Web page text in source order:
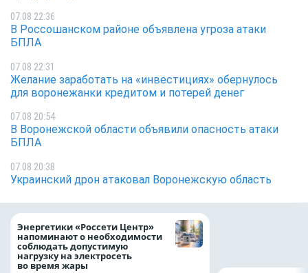
07.08 22:36
В Россошанском районе объявлена угроза атаки
БПЛА
07.08 22:31
Желание заработать на «инвестициях» обернулось
для воронежанки кредитом и потерей денег
07.08 20:54
В Воронежской области объявили опасность атаки
БПЛА
07.08 20:38
Украинский дрон атаковал Воронежскую область
Энергетики «Россети Центр»
напоминают о необходимости
соблюдать допустимую
нагрузку на электросеть
во время жары